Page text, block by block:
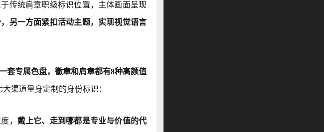
传统肩章职级标识位置，主体画面呈现
另一方面紧扣活动主题，实现视觉语言
套专属色盘，徽章和肩章都有8种高颜值
渠道量身定制的身份标识：
， 戴上它、走到哪都是专业与价值的代